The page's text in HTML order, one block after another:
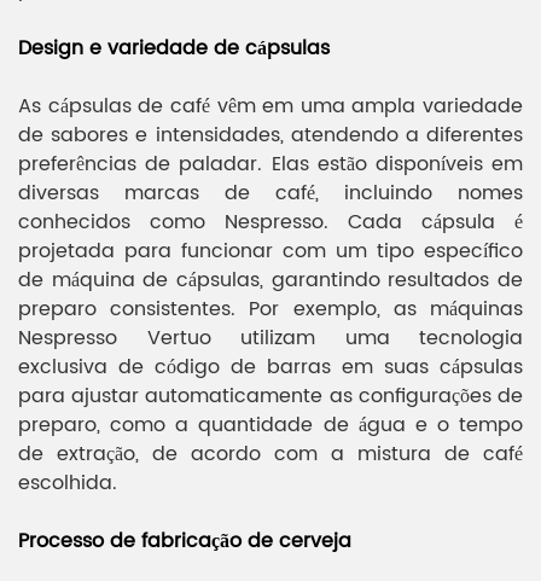
Design e variedade de cápsulas
As cápsulas de café vêm em uma ampla variedade
de sabores e intensidades, atendendo a diferentes
preferências de paladar. Elas estão disponíveis em
diversas marcas de café, incluindo nomes
conhecidos como Nespresso. Cada cápsula é
projetada para funcionar com um tipo específico
de máquina de cápsulas, garantindo resultados de
preparo consistentes. Por exemplo, as máquinas
Nespresso Vertuo utilizam uma tecnologia
exclusiva de código de barras em suas cápsulas
para ajustar automaticamente as configurações de
preparo, como a quantidade de água e o tempo
de extração, de acordo com a mistura de café
escolhida.
Processo de fabricação de cerveja